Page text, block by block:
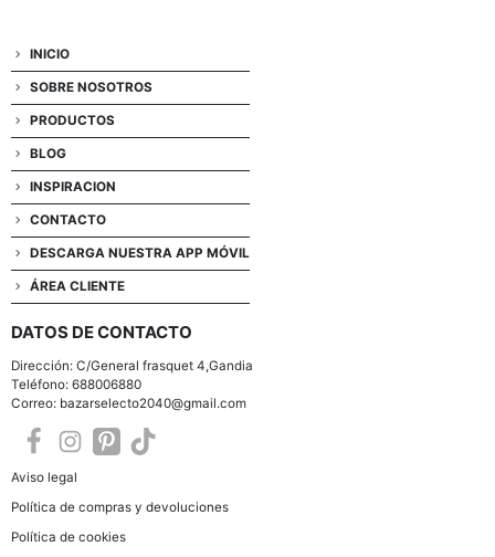
INICIO
SOBRE NOSOTROS
PRODUCTOS
BLOG
INSPIRACION
CONTACTO
DESCARGA NUESTRA APP MÓVIL
ÁREA CLIENTE
DATOS DE CONTACTO
Dirección: C/General frasquet 4,Gandia
Teléfono: 688006880
Correo: bazarselecto2040@gmail.com
Aviso legal
Política de compras y devoluciones
Política de cookies